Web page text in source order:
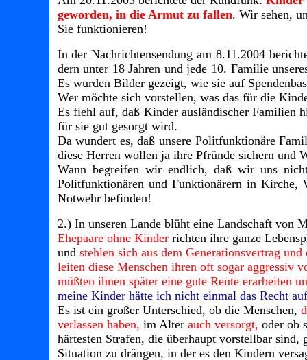
geworden, in die Armut zu fallen. Wir sehen,
Sie funktionieren!
In der Nachrichtensendung am 8.11.2004
dern unter 18 Jahren und jede 10. Familie
Es wurden Bilder gezeigt, wie sie auf
Wer möchte sich vorstellen, was das für die
Es fiehl auf, daß Kinder ausländischer Familien
für sie gut gesorgt wird.
Da wundert es, daß unsere Politfunktionäre
diese Herren wollen ja ihre Pfründe sichern und
Wann begreifen wir endlich, daß wir uns
Politfunktionären und Funktionärern in Kirche,
Notwehr befinden!
2.) In unseren Lande blüht eine Landschaft von
Ehepaare ohne Kinderrichten ihre ganze
und stehlen sich aus dem Generationsvertrag
leiten diese Menschen ihren oft sogar aggressiv
müßten ihnen später eine gute Rente erarbeiten
meine Kinder hätte ich nicht einmal das Recht
Es ist ein großer Unterschied, ob die Menschen,
verlassen haben, im Alter auch versorgt, oder ob
härtesten Strafen, die überhaupt vorstellbar
Situation zu drängen, in der es den Kindern